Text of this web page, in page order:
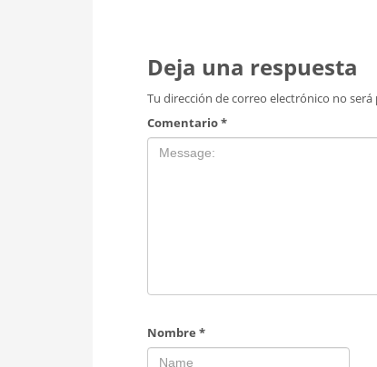
Deja una respuesta
Tu dirección de correo electrónico no será
Comentario*
Nombre *